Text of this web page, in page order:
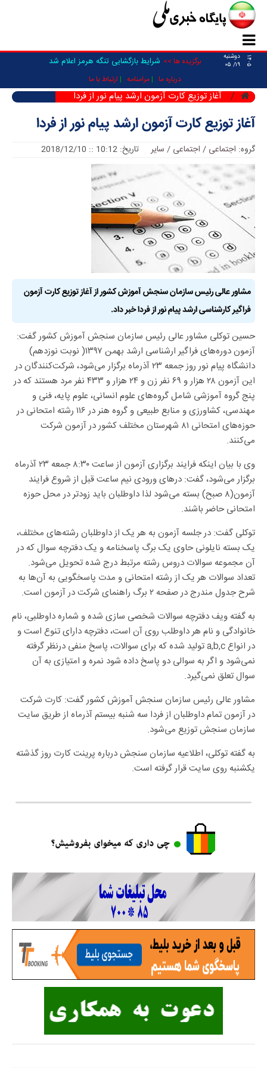
۱۴۰۵
دوشنبه
۱۹/ ۰۵
برگزیده ها >> شرایط بازگشایی تنگه هرمز اعلام شد
درباره ما مرامنامه ارتباط با ما
آغاز توزیع کارت آزمون ارشد پیام نور از فردا
آغاز توزیع کارت آزمون ارشد پیام نور از فردا
گروه: اجتماعی / اجتماعی / سایر تاریخ: 10:12 :: 2018/12/10
مشاور عالی رئیس سازمان سنجش آموزش کشور از آغاز توزیع کارت آزمون
فراگیر کارشناسی ارشد پیام نور از فردا خبر داد.
حسین توکلی مشاور عالی رئیس سازمان سنجش آموزش کشور گفت:
آزمون دوره‌های فراگیر ارشناسی ارشد بهمن ۱۳۹۷( نوبت نوزدهم)
دانشگاه پیام نور روز جمعه ۲۳ آذرماه برگزار می‌شود، شرکت‌کنندگان در
این آزمون ۲۸ هزار و ۶۹ نفر زن و ۲۴ هزار و ۴۳۳ نفر مرد هستند که در
پنج گروه آموزشی شامل گروه‌های علوم انسانی، علوم پایه، فنی و
مهندسی، کشاورزی و منابع طبیعی و گروه هنر در ۱۱۶ رشته امتحانی در
حوزه‌های امتحانی ۸۱ شهرستان مختلف کشور در آزمون شرکت
می‌کنند.
وی با بیان اینکه فرایند برگزاری آزمون از ساعت ۸:۳۰ جمعه ۲۳ آذرماه
برگزار می‌شود، گفت: درهای ورودی نیم ساعت قبل از شروع فرایند
آزمون(۸ صبح) بسته می‌شود لذا داوطلبان باید زودتر در محل حوزه
امتحانی حاضر باشند.
توکلی گفت: در جلسه آزمون به هر یک از داوطلبان رشته‌های مختلف،
یک بسته نایلونی حاوی یک برگ پاسخنامه و یک دفترچه سوال که در
آن مجموعه سوالات دروس رشته مرتبط درج شده تحویل می‌شود.
تعداد سوالات هر یک از رشته امتحانی و مدت پاسخگویی به آن‌ها به
شرح جدول مندرج در صفحه ۲ برگ راهنمای شرکت در آزمون است.
به گفته ویف دفترچه سوالات شخصی سازی شده و شماره داوطلبی، نام
خانوادگی و نام هر داوطلب روی آن است، دفترچه دارای تنوع است و
در انواع a,b,c تولید شده که برای سوالات، پاسخ منفی درنظر گرفته
نمی‌شود و اگر به سوالی دو پاسخ داده شود نمره و امتیازی به آن
سوال تعلق نمی‌گیرد.
مشاور عالی رئیس سازمان سنجش آموزش کشور گفت: کارت شرکت
در آزمون تمام داوطلبان از فردا سه شنبه بیستم آذرماه از طریق سایت
سازمان سنجش توزیع می‌شود.
به گفته توکلی، اطلاعیه سازمان سنجش درباره پرینت کارت روز گذشته
یکشنبه روی سایت قرار گرفته است.